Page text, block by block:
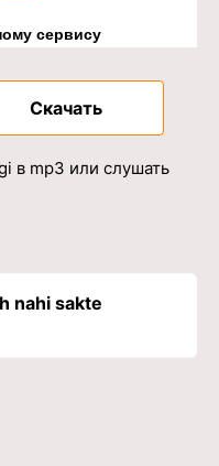
сервису
Скачать
в mp3 или слушать
nahi sakte